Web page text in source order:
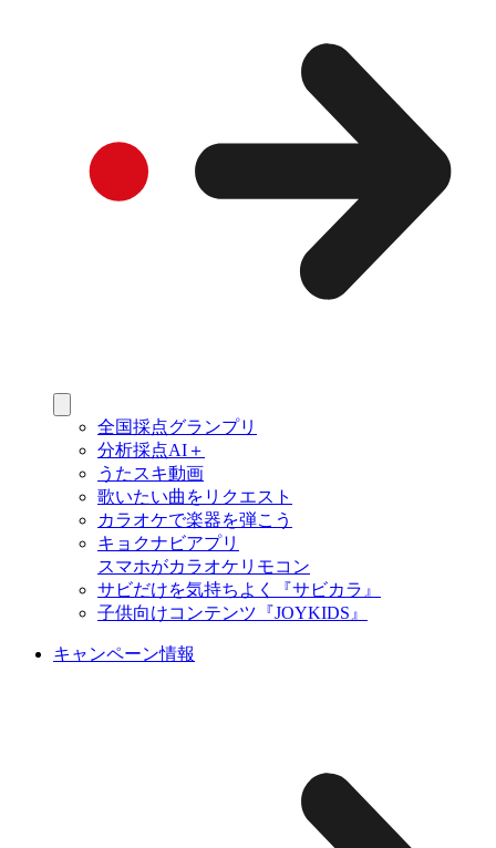
全国採点グランプリ
分析採点AI＋
うたスキ動画
歌いたい曲をリクエスト
カラオケで楽器を弾こう
キョクナビアプリ
スマホがカラオケリモコン
サビだけを気持ちよく『サビカラ』
子供向けコンテンツ『JOYKIDS』
キャンペーン情報